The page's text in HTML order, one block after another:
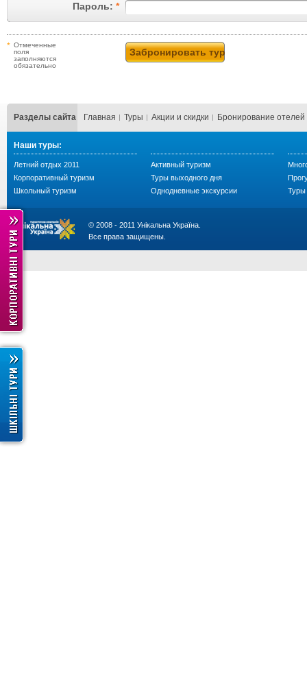
Пароль: *
* Отмеченные
поля
заполняются
обязательно
Разделы сайта Главная Туры Акции и скидки Бронирование отелей
Наши туры:
Летний отдых 2011
Корпоративный туризм
Школьный туризм
Активный туризм
Туры выходного дня
Однодневные экскурсии
Туры
© 2008 - 2011 Унікальна Україна.
Все права защищены.